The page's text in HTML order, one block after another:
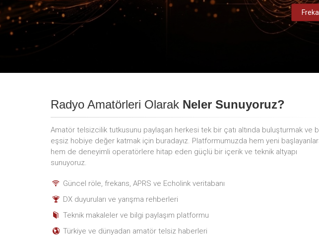
Radyo Amatörleri Olarak Neler Sunuyoruz?
Amatör telsizcilik tutkusunu paylaşan herkesi tek bir çatı altında buluşturmak ve
eşsiz hobiye değer katmak için buradayız. Platformumuzda hem yeni
hem de deneyimli operatörlere hitap eden güçlü bir içerik ve teknik altyapı
sunuyoruz.
Güncel röle, frekans, APRS ve Echolink veritabanı
DX duyuruları ve yarışma rehberleri
Teknik makaleler ve bilgi paylaşım platformu
Türkiye ve dünyadan amatör telsiz haberleri